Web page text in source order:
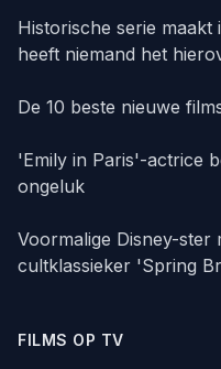
Historische serie
heeft niemand het
De 10 beste nieuwe
'Emily in Paris'-actrice
ongeluk
Voormalige Disney-ster
cultklassieker 'Spring
FILMS OP TV